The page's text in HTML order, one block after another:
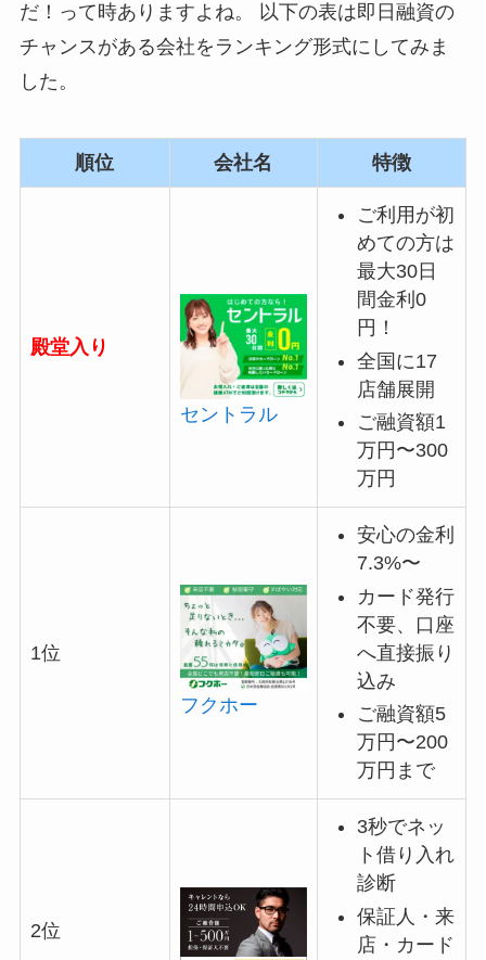
だ！って時ありますよね。 以下の表は即日融資の
チャンスがある会社をランキング形式にしてみま
した。
順位 会社名 特徴
殿堂入り
セントラル
ご利用が初
めての方は
最大30日
間金利0
円！
全国に17
店舗展開
ご融資額1
万円〜300
万円
1位
フクホー
安心の金利
7.3%〜
カード発行
不要、口座
へ直接振り
込み
ご融資額5
万円〜200
万円まで
2位
3秒でネッ
ト借り入れ
診断
保証人・来
店・カード